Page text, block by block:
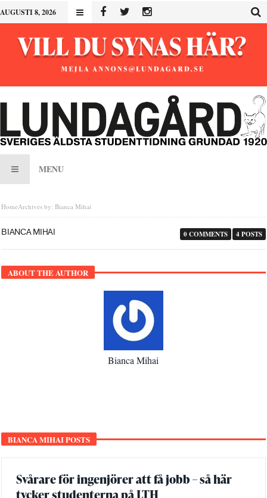
AUGUSTI 8, 2026
MENU
HomeArchives by: Bianca Mihai
BIANCA MIHAI 4 POSTS
0 COMMENTS
ABOUT THE AUTHOR
Bianca Mihai
BIANCA MIHAI POSTS
Svårare för ingenjörer att få jobb – så här
tycker studenterna på LTH